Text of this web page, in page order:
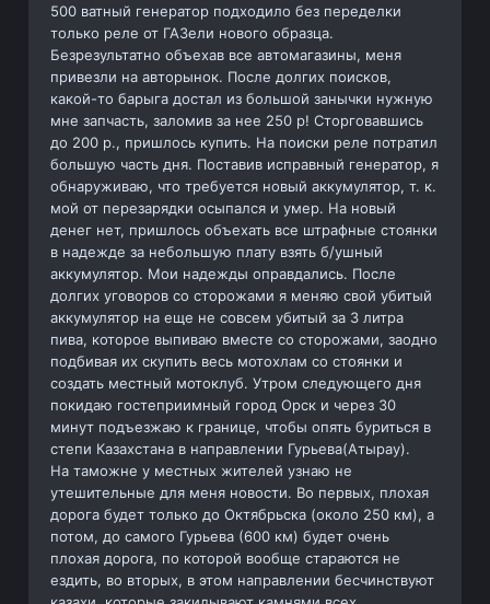
500 ватный генератор подходило без переделки
только реле от ГАЗели нового образца.
Безрезультатно объехав все автомагазины, меня
привезли на авторынок. После долгих поисков,
какой-то барыга достал из большой занычки нужную
мне запчасть, заломив за нее 250 р! Сторговавшись
до 200 р., пришлось купить. На поиски реле потратил
большую часть дня. Поставив исправный генератор, я
обнаруживаю, что требуется новый аккумулятор, т. к.
мой от перезарядки осыпался и умер. На новый
денег нет, пришлось объехать все штрафные стоянки
в надежде за небольшую плату взять б/ушный
аккумулятор. Мои надежды оправдались. После
долгих уговоров со сторожами я меняю свой убитый
аккумулятор на еще не совсем убитый за 3 литра
пива, которое выпиваю вместе со сторожами, заодно
подбивая их скупить весь мотохлам со стоянки и
создать местный мотоклуб. Утром следующего дня
покидаю гостеприимный город Орск и через 30
минут подъезжаю к границе, чтобы опять буриться в
степи Казахстана в направлении Гурьева(Атырау).
На таможне у местных жителей узнаю не
утешительные для меня новости. Во первых, плохая
дорога будет только до Октябрьска (около 250 км), а
потом, до самого Гурьева (600 км) будет очень
плохая дорога, по которой вообще стараются не
ездить, во вторых, в этом направлении бесчинствуют